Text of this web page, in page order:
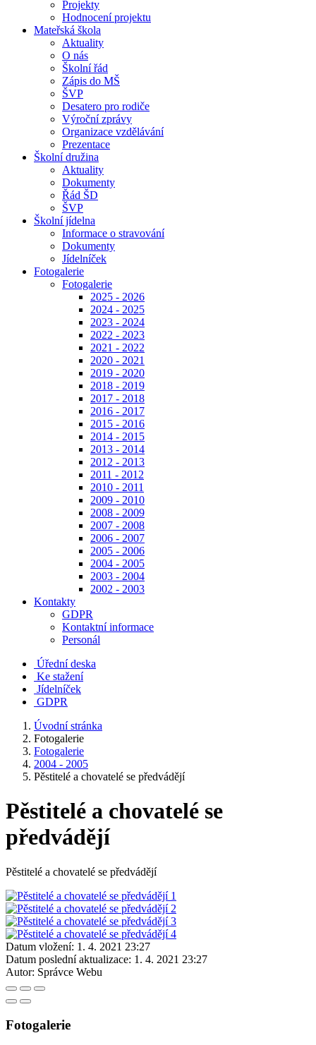
Projekty
Hodnocení projektu
Mateřská škola
Aktuality
O nás
Školní řád
Zápis do MŠ
ŠVP
Desatero pro rodiče
Výroční zprávy
Organizace vzdělávání
Prezentace
Školní družina
Aktuality
Dokumenty
Řád ŠD
ŠVP
Školní jídelna
Informace o stravování
Dokumenty
Jídelníček
Fotogalerie
Fotogalerie
2025 - 2026
2024 - 2025
2023 - 2024
2022 - 2023
2021 - 2022
2020 - 2021
2019 - 2020
2018 - 2019
2017 - 2018
2016 - 2017
2015 - 2016
2014 - 2015
2013 - 2014
2012 - 2013
2011 - 2012
2010 - 2011
2009 - 2010
2008 - 2009
2007 - 2008
2006 - 2007
2005 - 2006
2004 - 2005
2003 - 2004
2002 - 2003
Kontakty
GDPR
Kontaktní informace
Personál
Úřední deska
Ke stažení
Jídelníček
GDPR
Úvodní stránka
Fotogalerie
Fotogalerie
2004 - 2005
Pěstitelé a chovatelé se předvádějí
Pěstitelé a chovatelé se
předvádějí
Pěstitelé a chovatelé se předvádějí
Datum vložení: 1. 4. 2021 23:27
Datum poslední aktualizace: 1. 4. 2021 23:27
Autor: Správce Webu
Fotogalerie